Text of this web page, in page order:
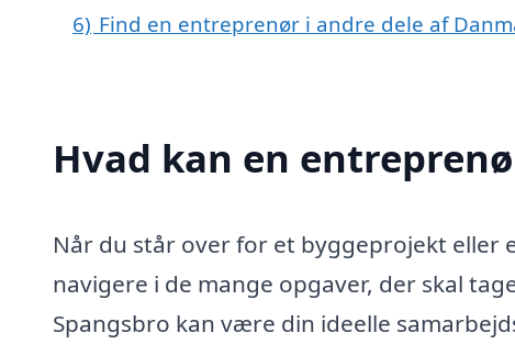
6) Find en entreprenør i andre dele af
Hvad kan en
Når du står over for et byggeprojekt
navigere i de mange opgaver, der skal
Spangsbro kan være din ideelle